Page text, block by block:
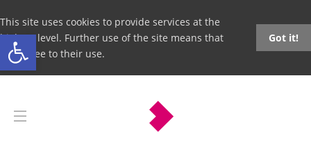
Open toolbar
This site uses cookies to provide services at the
highest level. Further use of the site means that
you agree to their use.
Got it!